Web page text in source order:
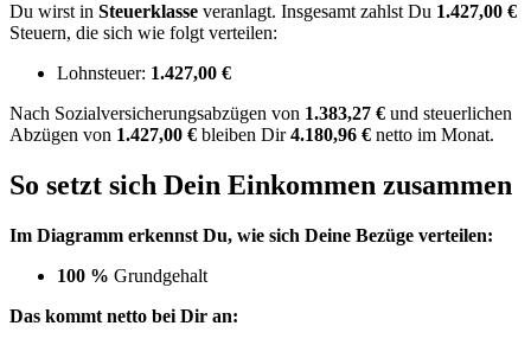
Du wirst in Steuerklasse veranlagt. Insgesamt zahlst Du 1.427,00 €
Steuern, die sich wie folgt verteilen:
Lohnsteuer: 1.427,00 €
Nach Sozialversicherungsabzügen von 1.383,27 € und steuerlichen
Abzügen von 1.427,00 € bleiben Dir4.180,96 € netto im Monat.
So setzt sich Dein Einkommen zusammen
Im Diagramm erkennst Du, wie sich Deine Bezüge verteilen:
100 % Grundgehalt
Das kommt netto bei Dir an: